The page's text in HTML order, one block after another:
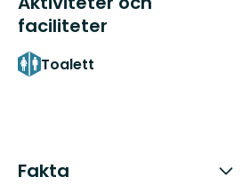
faciliteter
Toalett
Fakta